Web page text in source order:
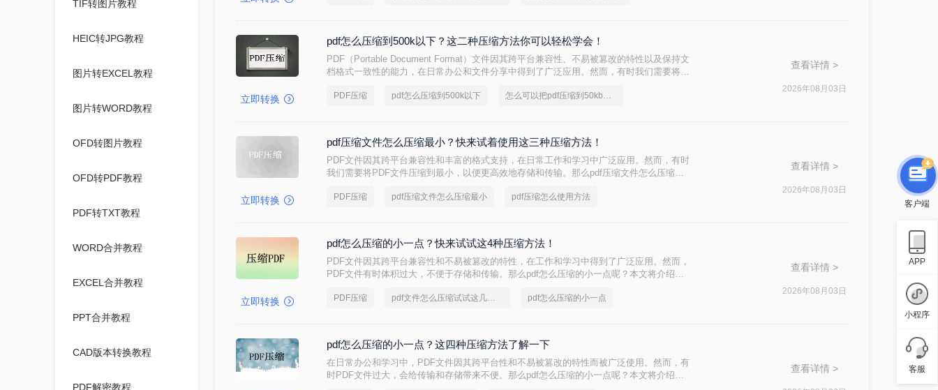
TIF转图片教程
HEIC转JPG教程
图片转EXCEL教程
图片转WORD教程
OFD转图片教程
OFD转PDF教程
PDF转TXT教程
WORD合并教程
EXCEL合并教程
PPT合并教程
CAD版本转换教程
PDF解密教程
立即转换
pdf怎么压缩到500k以下？这二种压缩方法你可以轻松学会！
PDF（Portable Document Format）文件因其跨平台兼容性、不易被篡改的特性以及保持文
档格式一致性的能力，在日常办公和文件分享中得到了广泛应用。然而，有时我们需要将
本文将介绍两种将PDF文件压缩到500K以下的方法。
PDF压缩 pdf怎么压缩到500k以下 怎么可以把pdf压缩到50kb以下
查看详情 >
2026年08月03日
立即转换
pdf压缩文件怎么压缩最小？快来试着使用这三种压缩方法！
PDF文件因其跨平台兼容性和丰富的格式支持，在日常工作和学习中广泛应用。然而，有时
我们需要将PDF文件压缩到最小，以便更高效地存储和传输。那么pdf压缩文件怎么压缩最
PDF压缩 pdf压缩文件怎么压缩最小 pdf压缩怎么使用方法
查看详情 >
2026年08月03日
立即转换
pdf怎么压缩的小一点？快来试试这4种压缩方法！
PDF文件因其跨平台兼容性和不易被篡改的特性，在工作和学习中得到了广泛应用。然而，
PDF文件有时体积过大，不便于存储和传输。那么pdf怎么压缩的小一点呢？本文将介绍四
PDF压缩 pdf文件怎么压缩试试这几个方法 pdf怎么压缩的小一点
查看详情 >
2026年08月03日
pdf怎么压缩的小一点？这四种压缩方法了解一下
在日常办公和学习中，PDF文件因其跨平台性和不易被篡改的特性而被广泛使用。然而，有
时PDF文件过大，会给传输和存储带来不便。那么pdf怎么压缩的小一点呢？本文将介绍四
查看详情 >
客户端
APP
小程序
客服